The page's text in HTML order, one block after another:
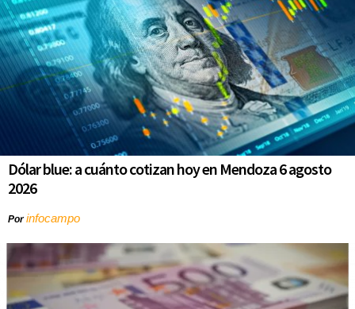
Dólar blue: a cuánto cotizan hoy en Mendoza 6 agosto
2026
Porinfocampo